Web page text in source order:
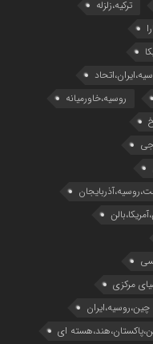
ترکیه،زلزله
روسیه،خاورمیانه
مرکزی
چین،روسیه،ایران
ای